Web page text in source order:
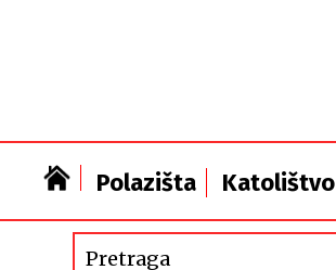
Polazišta Katolištvo